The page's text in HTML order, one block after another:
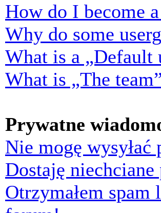
How do I become
Why do some
What is a „Default
What is „The
Prywatne
Nie mogę
Dostaję
Otrzymałem